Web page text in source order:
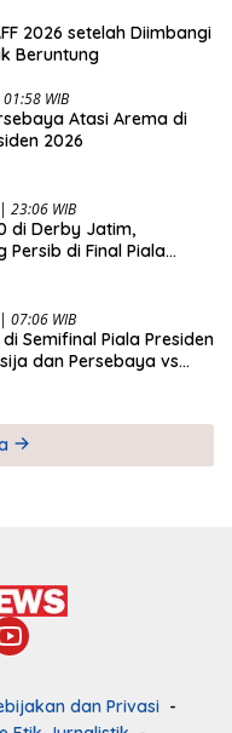
2026 setelah Diimbangi
Beruntung
WIB
Atasi Arema di
2026
23:06 WIB
di Derby Jatim,
Persib di Final Piala
07:06 WIB
Semifinal Piala Presiden
dan Persebaya vs
dan Privasi